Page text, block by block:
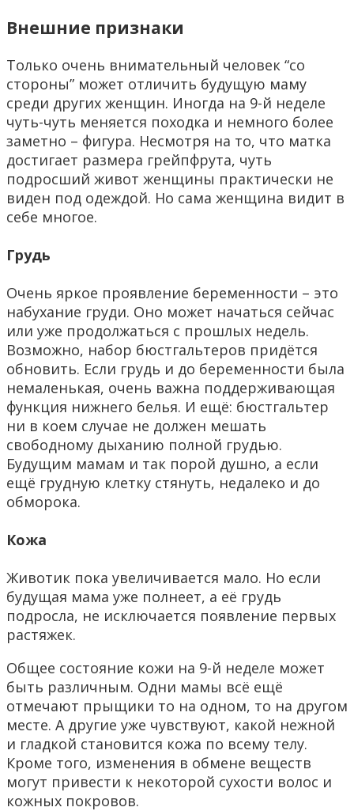
Внешние признаки
Только очень внимательный человек “со
стороны” может отличить будущую маму
среди других женщин. Иногда на 9-й неделе
чуть-чуть меняется походка и немного более
заметно – фигура. Несмотря на то, что матка
достигает размера грейпфрута, чуть
подросший живот женщины практически не
виден под одеждой. Но сама женщина видит в
себе многое.
Грудь
Очень яркое проявление беременности – это
набухание груди. Оно может начаться сейчас
или уже продолжаться с прошлых недель.
Возможно, набор бюстгальтеров придётся
обновить. Если грудь и до беременности была
немаленькая, очень важна поддерживающая
функция нижнего белья. И ещё: бюстгальтер
ни в коем случае не должен мешать
свободному дыханию полной грудью.
Будущим мамам и так порой душно, а если
ещё грудную клетку стянуть, недалеко и до
обморока.
Кожа
Животик пока увеличивается мало. Но если
будущая мама уже полнеет, а её грудь
подросла, не исключается появление первых
растяжек.
Общее состояние кожи на 9-й неделе может
быть различным. Одни мамы всё ещё
отмечают прыщики то на одном, то на другом
месте. А другие уже чувствуют, какой нежной
и гладкой становится кожа по всему телу.
Кроме того, изменения в обмене веществ
могут привести к некоторой сухости волос и
кожных покровов.